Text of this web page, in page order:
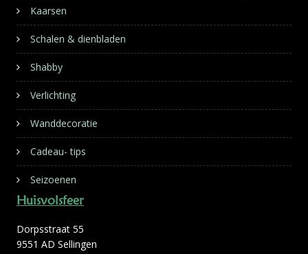
Kaarsen
Schalen & dienbladen
Shabby
Verlichting
Wanddecoratie
Cadeau- tips
Seizoenen
Huisvolsfeer
Dorpsstraat 55
9551 AD Sellingen